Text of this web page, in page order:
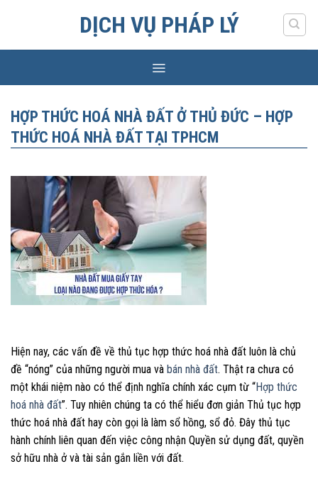
DỊCH VỤ PHÁP LÝ
HỢP THỨC HOÁ NHÀ ĐẤT Ở THỦ ĐỨC – HỢP
THỨC HOÁ NHÀ ĐẤT TẠI TPHCM
Hiện nay, các vấn đề về thủ tục hợp thức hoá nhà đất luôn là chủ
đề “nóng” của những người mua và bán nhà đất. Thật ra chưa có
một khái niệm nào có thể định nghĩa chính xác cụm từ “Hợp thức
hoá nhà đất”. Tuy nhiên chúng ta có thể hiểu đơn giản Thủ tục hợp
thức hoá nhà đất hay còn gọi là làm sổ hồng, sổ đỏ. Đây thủ tục
hành chính liên quan đến việc công nhận Quyền sử dụng đất, quyền
sở hữu nhà ở và tài sản gắn liền với đất.